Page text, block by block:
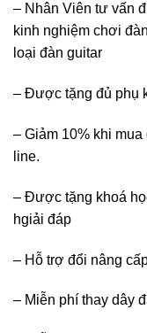
– Nhân Viên tư vấn
kinh nghiệm chơi
loại đàn guitar
– Được tặng đủ phụ
– Giảm 10% khi
line.
– Được tặng khoá
hgiải đáp
– Hỗ trợ đổi nâng
– Miễn phí thay dây